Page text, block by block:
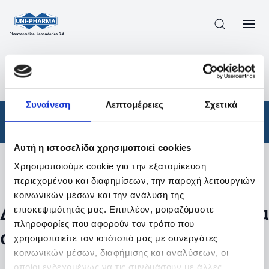
Συναίνεση Λεπτομέρειες Σχετικά
Αυτή η ιστοσελίδα χρησιμοποιεί cookies
Χρησιμοποιούμε cookie για την εξατομίκευση
περιεχομένου και διαφημίσεων, την παροχή λειτουργιών
κοινωνικών μέσων και την ανάλυση της
επισκεψιμότητάς μας. Επιπλέον, μοιραζόμαστε
πληροφορίες που αφορούν τον τρόπο που
χρησιμοποιείτε τον ιστότοπό μας με συνεργάτες
κοινωνικών μέσων, διαφήμισης και αναλύσεων, οι
οποίοι ενδεχομένως να τις συνδυάσουν με άλλες
ΠΡΟΪΟΝΤΑ
ΑΠΟΤΕΛΕΣΜΑΤΑ ΑΝΑΖΗΤΗΣΗΣ
Φάρμακα
Φίλτρα
Δεν βρέθηκαν προϊόντα με τα
συγκεκριμένα φίλτρα